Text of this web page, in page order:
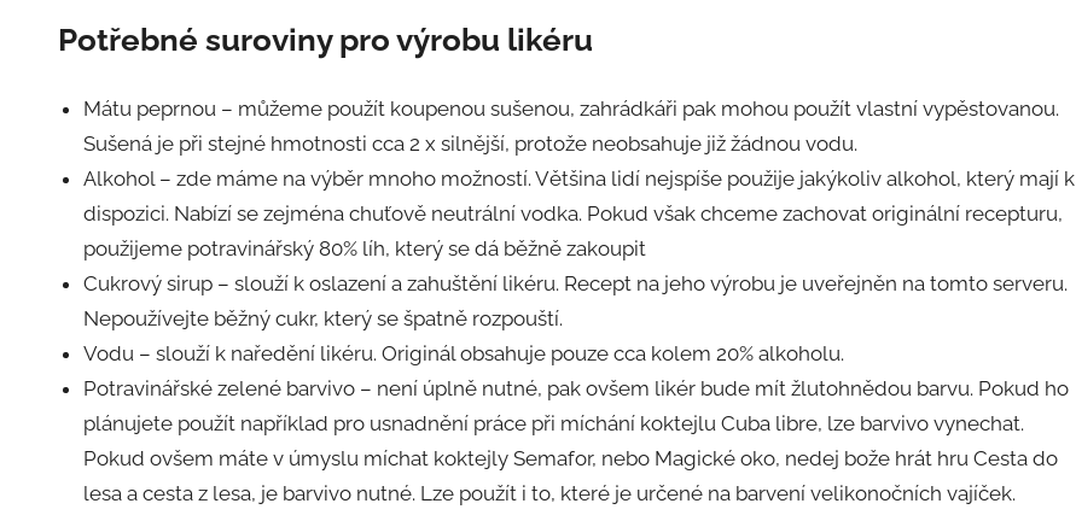
Potřebné suroviny pro výrobu likéru
Mátu peprnou – můžeme použít koupenou sušenou, zahrádkáři pak mohou použít vlastní vypěstovanou.
Sušená je při stejné hmotnosti cca 2 x silnější, protože neobsahuje již žádnou vodu.
Alkohol – zde máme na výběr mnoho možností. Většina lidí nejspíše použije jakýkoliv alkohol, který mají k
dispozici. Nabízí se zejména chuťově neutrální vodka. Pokud však chceme zachovat originální recepturu,
použijeme potravinářský 80% líh, který se dá běžně zakoupit
Cukrový sirup – slouží k oslazení a zahuštění likéru. Recept na jeho výrobu je uveřejněn na tomto serveru.
Nepoužívejte běžný cukr, který se špatně rozpouští.
Vodu – slouží k naředění likéru. Originál obsahuje pouze cca kolem 20% alkoholu.
Potravinářské zelené barvivo – není úplně nutné, pak ovšem likér bude mít žlutohnědou barvu. Pokud ho
plánujete použít například pro usnadnění práce při míchání koktejlu Cuba libre, lze barvivo vynechat.
Pokud ovšem máte v úmyslu míchat koktejly Semafor, nebo Magické oko, nedej bože hrát hru Cesta do
lesa a cesta z lesa, je barvivo nutné. Lze použít i to, které je určené na barvení velikonočních vajíček.